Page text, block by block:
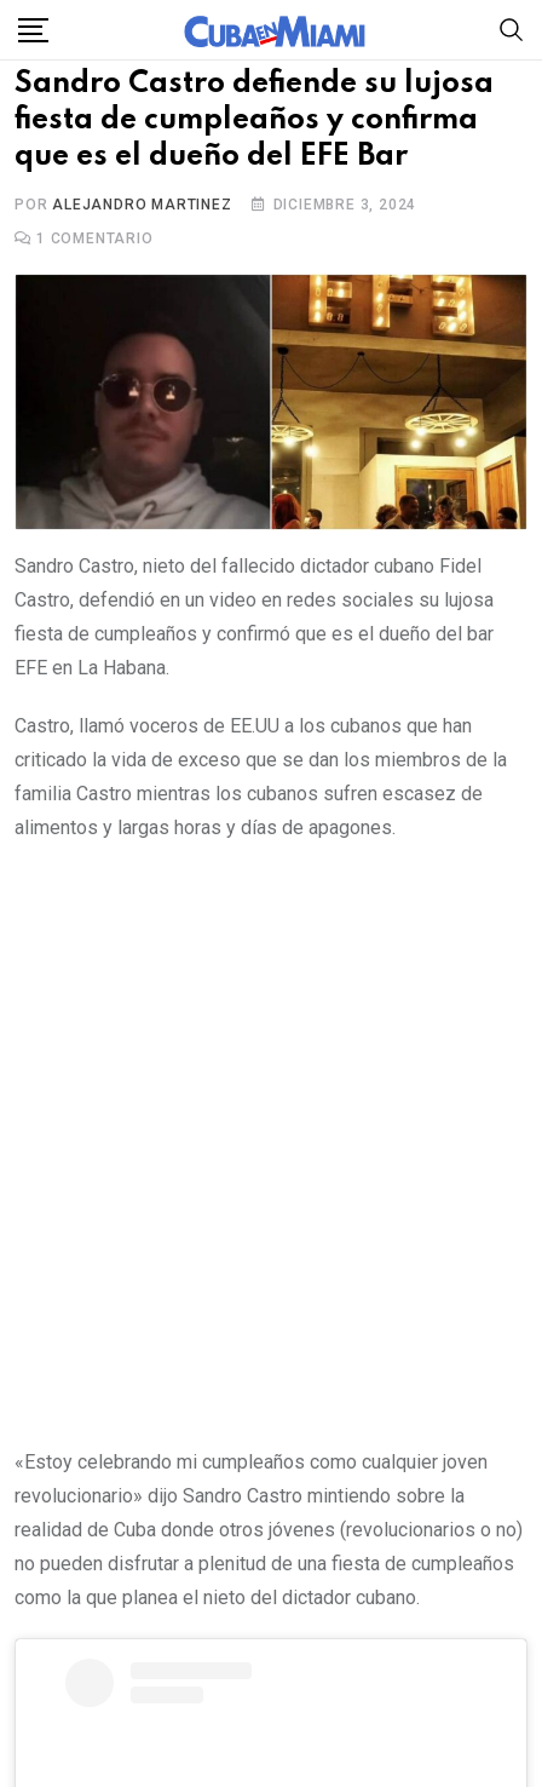
Skip
content
Sandro Castro defiende su lujosa
fiesta de cumpleaños y confirma
que es el dueño del EFE Bar
PORALEJANDRO MARTINEZ
DICIEMBRE 3, 2024
1
COMENTARIO
Sandro Castro, nieto del fallecido dictador cubano Fidel
Castro, defendió en un video en redes sociales su lujosa
fiesta de cumpleaños y confirmó que es el dueño del bar
EFE en La Habana.
Castro, llamó voceros de EE.UU a los cubanos que han
criticado la vida de exceso que se dan los miembros de la
familia Castro mientras los cubanos sufren escasez de
alimentos y largas horas y días de apagones.
«Estoy celebrando mi cumpleaños como cualquier joven
revolucionario» dijo Sandro Castro mintiendo sobre la
realidad de Cuba donde otros jóvenes (revolucionarios o no)
no pueden disfrutar a plenitud de una fiesta de cumpleaños
como la que planea el nieto del dictador cubano.